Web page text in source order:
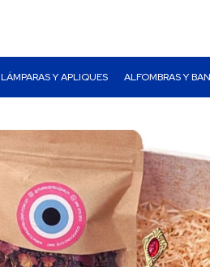
LÁMPARAS Y APLIQUES ALFOMBRAS Y